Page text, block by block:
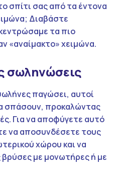
σπίτι σας από τα έντονα
Διαβάστε
τα πιο
«αναίμακτο» χειμώνα.
σωληνώσεις
παγώσει, αυτοί
σπάσουν, προκαλώντας
Για να αποφύγετε αυτό
να αποσυνδέσετε τους
χώρου και να
βρύσες με μονωτήρες ή με